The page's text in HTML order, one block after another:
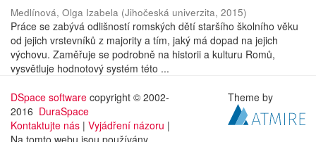
Medlínová, Olga Izabela (Jihočeská univerzita, 2015)
Práce se zabývá odlišností romských dětí staršího školního věku
od jejich vrstevníků z majority a tím, jaký má dopad na jejich
výchovu. Zaměřuje se podrobně na historii a kulturu Romů,
vysvětluje hodnotový systém této ...
DSpace software copyright © 2002-
2016 DuraSpace
Kontaktujte nás | Vyjádření názoru |
Na tomto webu jsou používány
Theme by